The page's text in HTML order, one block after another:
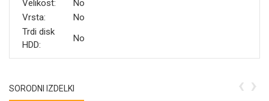
Velikost:
No
Vrsta:
No
Trdi disk
HDD:
No
SORODNI IZDELKI ‹ ›